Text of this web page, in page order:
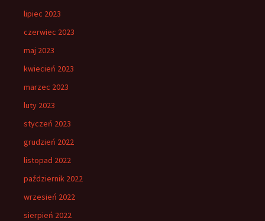
lipiec 2023
czerwiec 2023
maj 2023
kwiecień 2023
marzec 2023
luty 2023
styczeń 2023
grudzień 2022
listopad 2022
październik 2022
wrzesień 2022
sierpień 2022